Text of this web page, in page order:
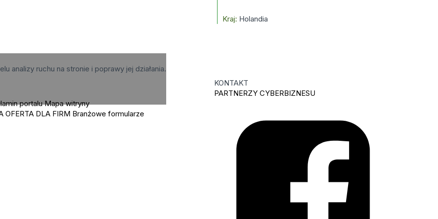
Kraj: Holandia
analizy ruchu na stronie i poprawy jej działania.
portalu Mapa witryny
OFERTA DLA FIRM Branżowe formularze
KONTAKT
PARTNERZY CYBERBIZNESU